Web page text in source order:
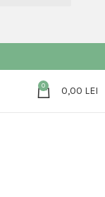
0 0,00 LEI